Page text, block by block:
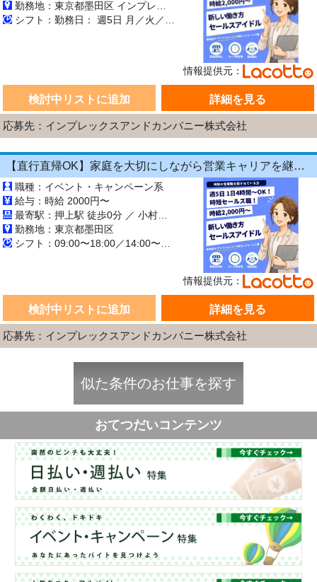
情報提供元：
検討中リストに追加 詳細を見る
応募先：インプレックスアンドカンパニー株式会社
【直行直帰OK】家庭を大切にしながら営業キャリアを継続できる！1日4時間～OKの《飲食店向けラウンダー（営業）》
職種：イベント・キャンペーン系
給与：時給 2000円〜
最寄駅：押上駅 徒歩0分 ／ 小村井駅 徒歩0分 ／ 鐘ケ淵駅 徒歩0分
勤務地：東京都墨田区
シフト：09:00〜18:00／14:00〜18:00／10:00〜15:00／13:00〜17:00 週5日 長期【3ヶ月以上】
情報提供元：
検討中リストに追加 詳細を見る
応募先：インプレックスアンドカンパニー株式会社
似た条件のお仕事を探す
おてつだいコンテンツ